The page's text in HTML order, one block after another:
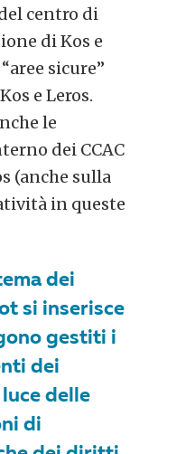
centro di
di Kos e
sicure”
e Leros.
le
dei CCAC
(anche sulla
in queste
dei
si inserisce
gestiti i
dei
delle
di